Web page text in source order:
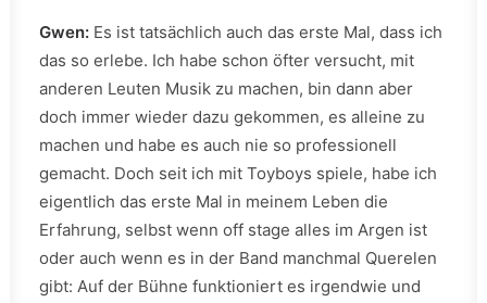
Gwen: Es ist tatsächlich auch das erste Mal, dass ich
das so erlebe. Ich habe schon öfter versucht, mit
anderen Leuten Musik zu machen, bin dann aber
doch immer wieder dazu gekommen, es alleine zu
machen und habe es auch nie so professionell
gemacht. Doch seit ich mit Toyboys spiele, habe ich
eigentlich das erste Mal in meinem Leben die
Erfahrung, selbst wenn off stage alles im Argen ist
oder auch wenn es in der Band manchmal Querelen
gibt: Auf der Bühne funktioniert es irgendwie und